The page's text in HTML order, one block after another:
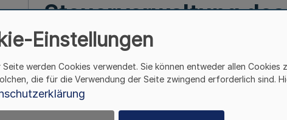
Steuerverwaltung
Westfalen
Steuer -
Einstellungen
werden Cookies verwendet. Sie können entweder allen Cookies
die für die Verwendung der Seite zwingend erforderlich sind.